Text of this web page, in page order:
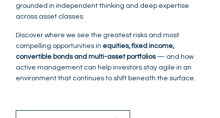
grounded in independent thinking and deep expertise
across asset classes.
Discover where we see the greatest risks and most
compelling opportunities in equities, fixed income,
convertible bonds and multi-asset portfolios— and how
active management can help investors stay agile in an
environment that continues to shift beneath the surface.